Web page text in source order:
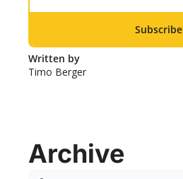
Subscribe
Written by
Timo Berger
Archive